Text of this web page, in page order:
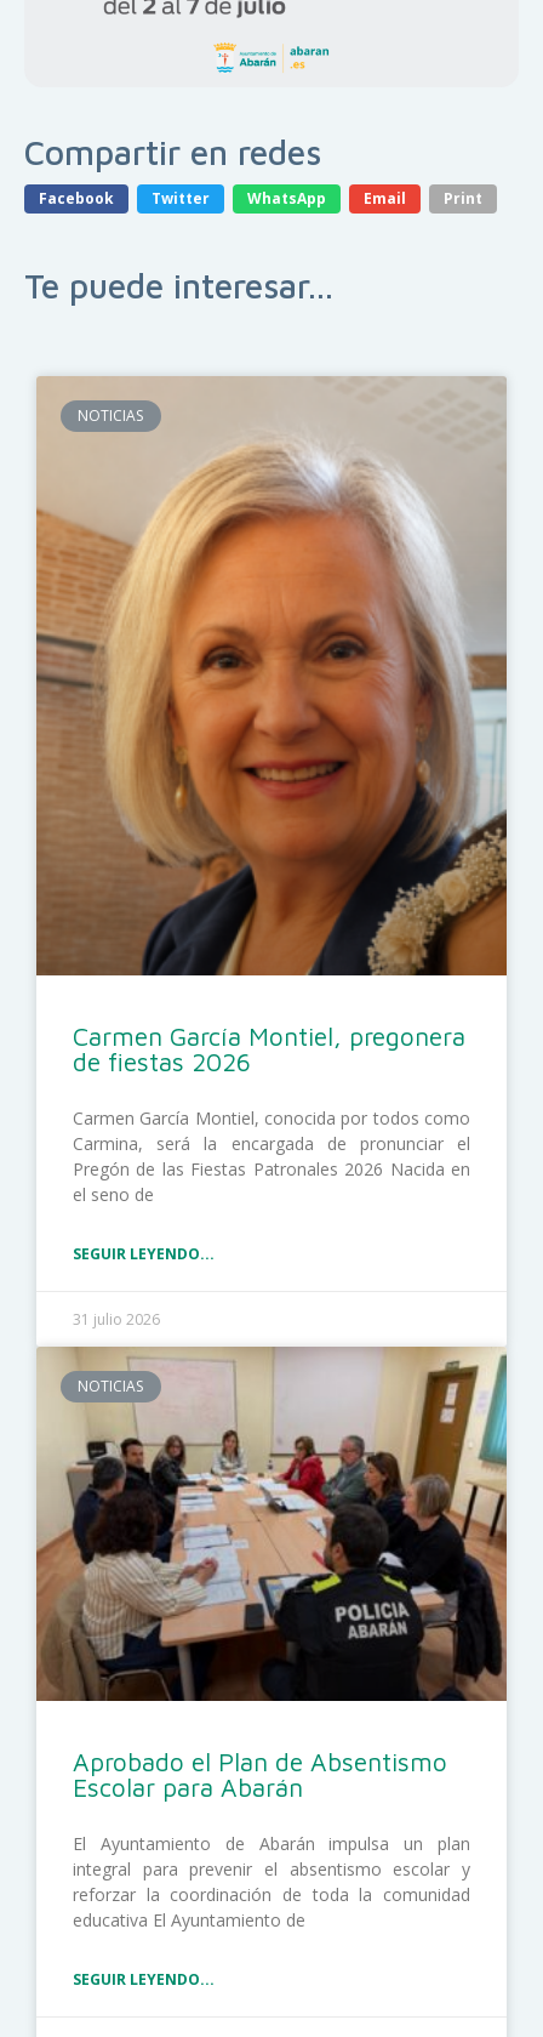
Compartir en redes
Facebook Twitter WhatsApp Email Print
Te puede interesar...
NOTICIAS
Carmen García Montiel, pregonera
de fiestas 2026
Carmen García Montiel, conocida por todos como
Carmina, será la encargada de pronunciar el
Pregón de las Fiestas Patronales 2026 Nacida en
el seno de
SEGUIR LEYENDO...
31 julio 2026
NOTICIAS
Aprobado el Plan de Absentismo
Escolar para Abarán
El Ayuntamiento de Abarán impulsa un plan
integral para prevenir el absentismo escolar y
reforzar la coordinación de toda la comunidad
educativa El Ayuntamiento de
SEGUIR LEYENDO...